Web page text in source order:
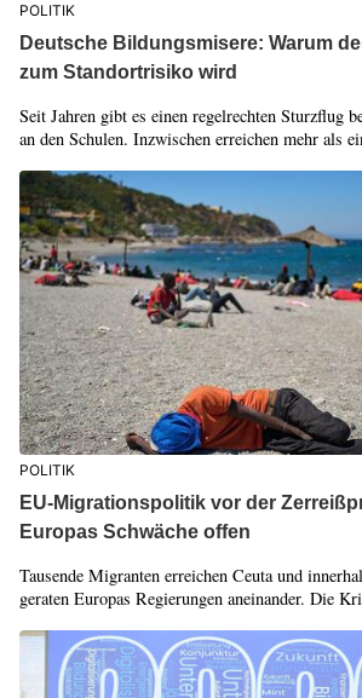
POLITIK
Deutsche Bildungsmisere: Warum
zum Standortrisiko wird
Seit Jahren gibt es einen regelrechten Sturzflug
an den Schulen. Inzwischen erreichen mehr als
POLITIK
EU-Migrationspolitik vor der
Europas Schwäche offen
Tausende Migranten erreichen Ceuta und
geraten Europas Regierungen aneinander. Die